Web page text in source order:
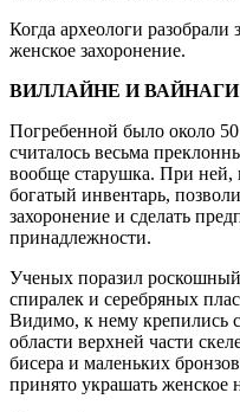
Когда археологи
женское захоронение.
ВИЛЛАЙНЕ И ВАЙНАГИ
Погребенной было около 50
считалось весьма
вообще старушка. При ней,
богатый инвентарь,
захоронение и сделать
принадлежности.
Ученых поразил
спиралек и серебряных
Видимо, к нему крепились
области верхней части
бисера и маленьких
принято украшать женское